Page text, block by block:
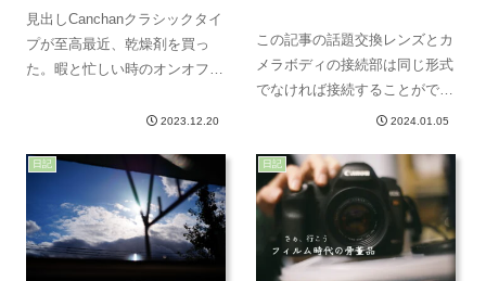
見出しCanchanクラシックタイ
プが至高最近、乾燥剤を買っ
た。暇と忙しい時のオンオフが
ちは。先週は暖かい日が続い
した――。しかし今週に入って
から、きりっとした空気が肌を
通して体の芯を...
2023.12.20
この記事の話題交換レンズとカ
メラボディの接続部は同じ形式
でなければ接続することができ
ない違う接続形式でもマウント
きる使えるレンズの幅が増える
この記事の作成者Canchanカメ
ラのキタムラが近所にあればい
いな皆さん...
2024.01.05
日記 日記